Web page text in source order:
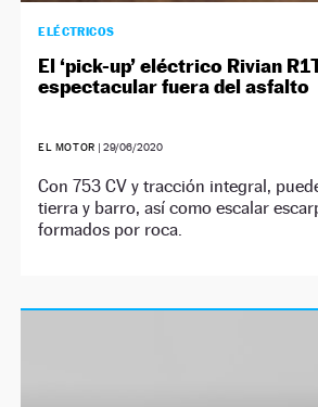
ELÉCTRICOS
El ‘pick-up’ eléctrico Rivian
espectacular fuera del asfalto
EL MOTOR | 29/06/2020
Con 753 CV y tracción integral,
tierra y barro, así como escalar
formados por roca.